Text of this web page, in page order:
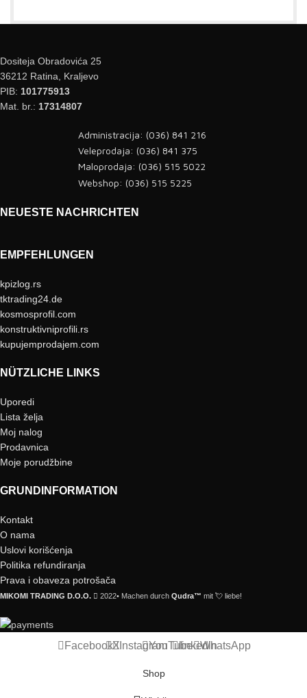
Dositeja Obradovića 25
36212 Ratina, Kraljevo
PIB: 101775913
Mat. br.: 17314807
Administracija: (036) 841 216
Veleprodaja: (036) 841 375
Maloprodaja: (036) 515 5022
Webshop: (036) 515 5225
NEUESTE NACHRICHTEN
EMPFEHLUNGEN
kpizlog.rs
tktrading24.de
kosmosprofil.com
konstruktivniprofili.rs
kupujemprodajem.com
NÜTZLICHE LINKS
Uporedi
Lista želja
Moj nalog
Prodavnica
Moje porudžbine
GRUNDINFORMATION
Kontakt
O nama
Uslovi korišćenja
Politika refundiranja
Prava i obaveza potrošača
MIKOMI TRADING D.O.O. 2022• Machen durch Qudra™ mit 💘 liebe!
FacebookX InstagramYouTubelinkedinWhatsApp
Shop